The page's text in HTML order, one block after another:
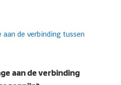
aan de verbinding